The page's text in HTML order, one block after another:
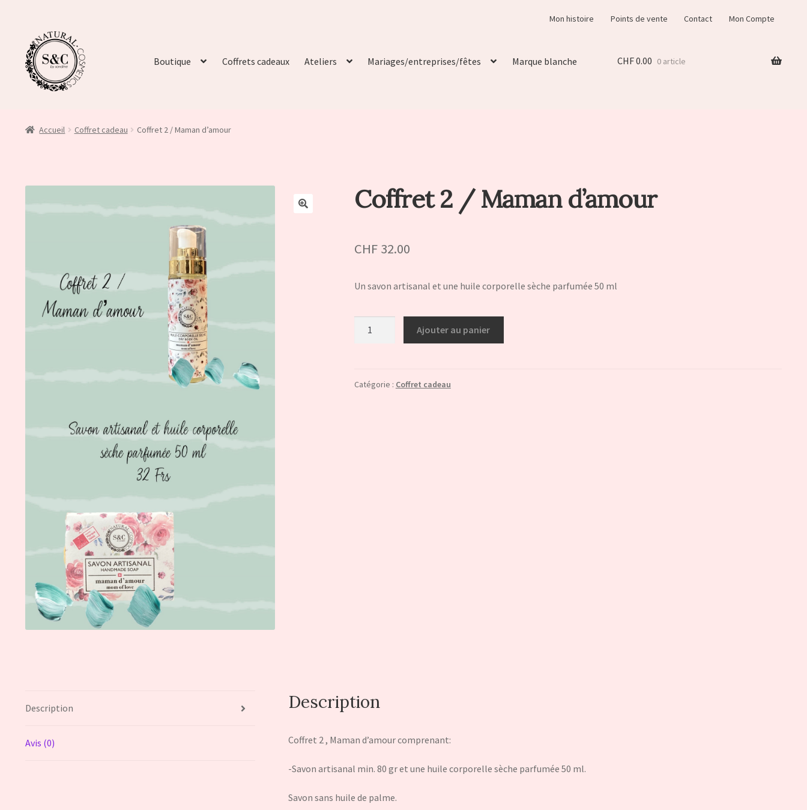
Mon histoire Points de vente Contact Mon Compte
Boutique Coffrets cadeaux Ateliers Mariages/entreprises/fêtes Marque blanche CHF0.00 0 article
Accueil Coffret cadeau Coffret 2 / Maman d’amour
Coffret 2 / Maman d’amour
CHF32.00
Un savon artisanal et une huile corporelle sèche parfumée 50 ml
/
Ajouter au panier
Catégorie : Coffret cadeau
Description
Avis (0)
Description
Coffret 2 , Maman d’amour comprenant:
-Savon artisanal min. 80 gr et une huile corporelle sèche parfumée 50 ml.
Savon sans huile de palme.